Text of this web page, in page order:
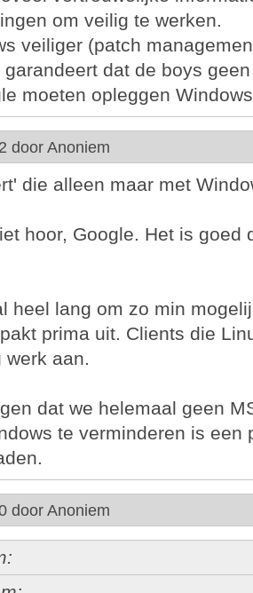
om veilig te werken.
veiliger (patch
dat de boys
moeten opleggen
door Anoniem
die alleen maar met
hoor, Google. Het is goed
heel lang om zo min
prima uit. Clients die
werk aan.
dat we helemaal geen
te verminderen is een
door Anoniem